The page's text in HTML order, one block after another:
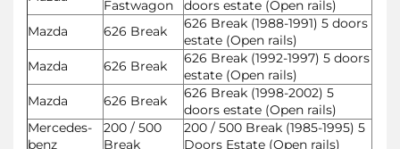
Fastwagon
doors estate (Open rails)
Mazda
626 Break
626 Break (1988-1991) 5 doors
estate (Open rails)
Mazda
626 Break
626 Break (1992-1997) 5 doors
estate (Open rails)
Mazda
626 Break
626 Break (1998-2002) 5
doors estate (Open rails)
Mercedes-
benz
200 / 500
Break
200 / 500 Break (1985-1995) 5
Doors Estate (Open rails)